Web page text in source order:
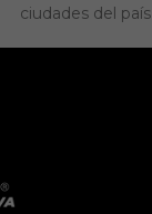
ciudades del país